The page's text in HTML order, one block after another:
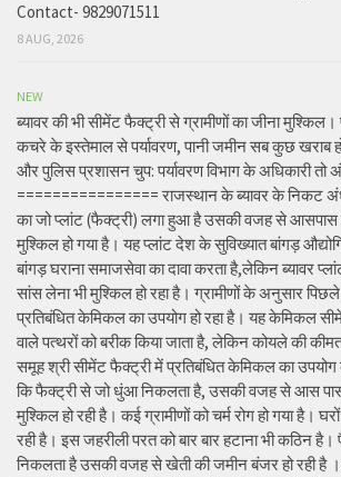
Contact- 9829071511
8 AUG, 2026
NEW
ब्यावर की भी सीमेंट फैक्ट्री से ग्रामीणों का जीना
कचरे के इस्तेमाल से पर्यावरण, पानी जमीन सब कुछ खराब
और पुलिस प्रशासन चुप: पर्यावरण विभाग के अधिकारी तो
================ राजस्थान के ब्यावर के निकट
का जो प्लांट (फैक्ट्री) लगा हुआ है उसकी वजह से आसपास
मुश्किल हो गया है। यह प्लांट देश के सुविख्यात बांगड़
बांगड़ घराना समाजसेवा का दावा करता है,लेकिन ब्यावर
सांस लेना भी मुश्किल हो रहा है। ग्रामीणों के अनुसार
प्रतिबंधित केमिकल का उपयोग हो रहा है। यह केमिकल
वाले पत्थरों को बरीक किया जाता है, लेकिन कोयले की
समूह श्री सीमेंट फैक्ट्री में प्रतिबंधित केमिकल का उपयोग
कि फैक्ट्री से जो धुंआ निकलता है, उसकी वजह से आस
मुश्किल हो रही है। कई ग्रामीणों को चर्म रोग हो गया है।
रही है। इस जहरीली परत को बार बार हटाना भी कठिन
निकलता है उसकी वजह से खेती की जमीन बंजर हो